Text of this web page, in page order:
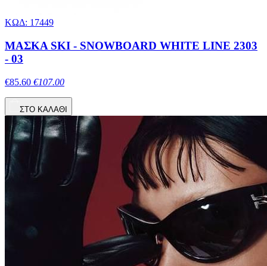
ΚΩΔ: 17449
ΜΑΣΚΑ SKI - SNOWBOARD WHITE LINE 2303
- 03
€85.60 €107.00
ΣΤΟ ΚΑΛΑΘΙ